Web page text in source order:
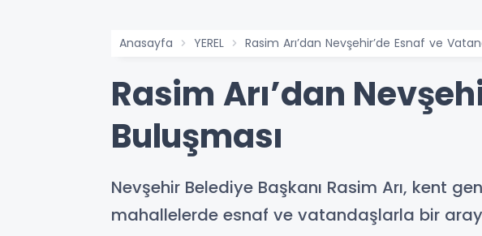
Anasayfa YEREL Rasim Arı’dan Nevşehir’de Esnaf ve
Rasim Arı’dan
Buluşması
Nevşehir Belediye Başkanı Rasim Arı, kent
mahallelerde esnaf ve vatandaşlarla bir